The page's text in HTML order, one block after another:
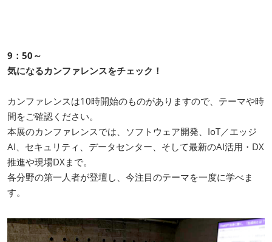
9：50～
気になるカンファレンスをチェック！
カンファレンスは10時開始のものがありますので、テーマや時
間をご確認ください。
本展のカンファレンスでは、ソフトウェア開発、IoT／エッジ
AI、セキュリティ、データセンター、そして最新のAI活用・DX
推進や現場DXまで。
各分野の第一人者が登壇し、今注目のテーマを一度に学べま
す。